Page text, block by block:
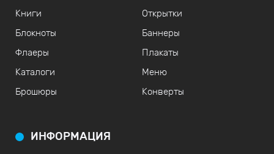
Книги
Блокноты
Флаеры
Каталоги
Брошюры
Открытки
Баннеры
Плакаты
Меню
Конверты
ИНФОРМАЦИЯ